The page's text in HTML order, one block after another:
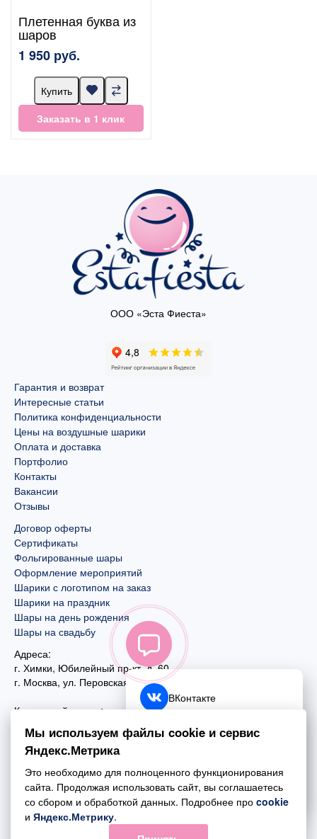
Плетенная буква из
шаров
1 950 руб.
Купить
Заказать в 1 клик
ООО «Эста Фиеста»
Гарантия и возврат
Интересные статьи
Политика конфиденциальности
Цены на воздушные шарики
Оплата и доставка
Портфолио
Контакты
Вакансии
Отзывы
Договор оферты
Сертификаты
Фольгированные шары
Оформление мероприятий
Шарики с логотипом на заказ
Шарики на праздник
Шары на день рождения
Шары на свадьбу
Адреса:
г. Химки, Юбилейный пр-кт, д. 60
г. Москва, ул. Перовская, д. 59
Контактный номер:
+7 (495) 970-44-75
Почта:
mail@esta-fiesta.ru
Режим работы интернет-магазина:
ПН-ВС с 09:00 до 21:00
ВКонтакте
Telegram
Обратный звонок
Мы используем файлы cookie и сервис
Яндекс.Метрика
Это необходимо для полноценного функционирования
сайта. Продолжая использовать сайт, вы соглашаетесь
со сбором и обработкой данных. Подробнее про cookie
и Яндекс.Метрику.